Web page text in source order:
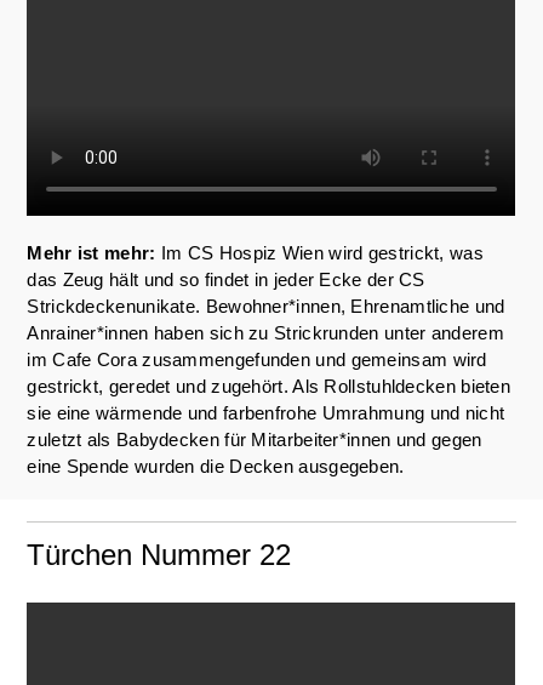
Mehr ist mehr: Im CS Hospiz Wien wird gestrickt, was
das Zeug hält und so findet in jeder Ecke der CS
Strickdeckenunikate. Bewohner*innen, Ehrenamtliche und
Anrainer*innen haben sich zu Strickrunden unter anderem
im Cafe Cora zusammengefunden und gemeinsam wird
gestrickt, geredet und zugehört. Als Rollstuhldecken bieten
sie eine wärmende und farbenfrohe Umrahmung und nicht
zuletzt als Babydecken für Mitarbeiter*innen und gegen
eine Spende wurden die Decken ausgegeben.
Türchen Nummer 22